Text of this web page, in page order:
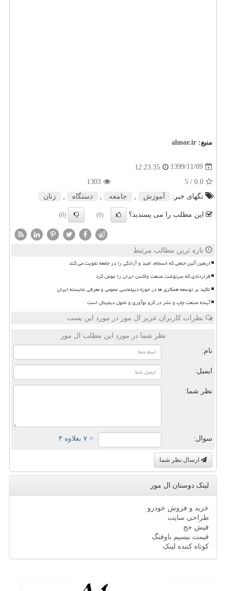
منبع: almor.ir
1399/11/09
12:23:35
0.0
/ 5
1303
تگهای خبر:
آموزش جامعه دستگاه زنان
این مطلب را می پسندید؟ (0)
(0)
تازه ترین مطالب مرتبط
اربعین آئین جمعی که انسجام، امید و آزادگی را در جامعه تقویت می کند
قراردادی که سرنوشت صنعت واکسن ایران را عوض کرد
تاکید بر توسعه همکاری ها در حوزه دیپلماسی عمومی و معرفی شایسته ایران
آینده صنعت چاپ و نشر در گرو نوآوری و تحول دیجیتال است
نظرات کاربران عزیز ال مور در مورد این پست
نظر شما در مورد این مطلب ال مور
نام:
ایمیل:
نظر شما:
سوال: = ۷ بعلاوه ۳
ارسال نظر شما
لینک دوستان ال مور
خرید و فروش خودرو
طراحی سایت
فیش حج
قیمت بیسیم باوفنگ
کوتاه کننده لینک